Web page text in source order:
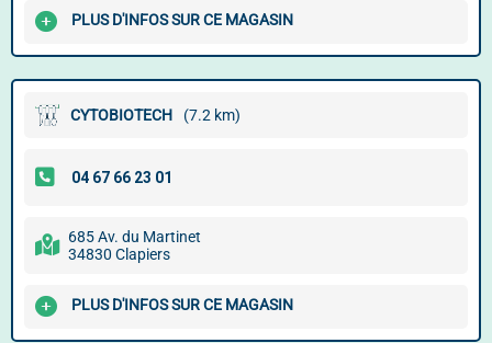
PLUS D'INFOS SUR CE MAGASIN
CYTOBIOTECH (7.2 km)
685 Av. du Martinet
34830 Clapiers
PLUS D'INFOS SUR CE MAGASIN